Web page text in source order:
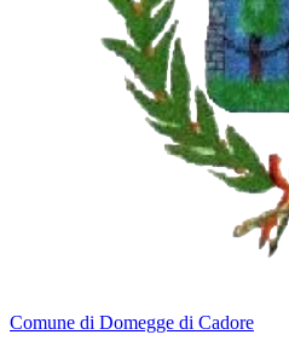
Comune di Domegge di Cadore